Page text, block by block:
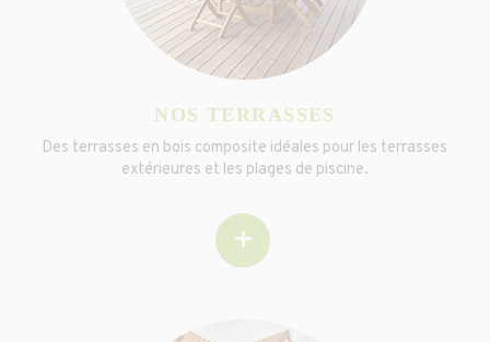
NOS TERRASSES
Des terrasses en bois composite idéales pour les terrasses
extérieures et les plages de piscine.
+